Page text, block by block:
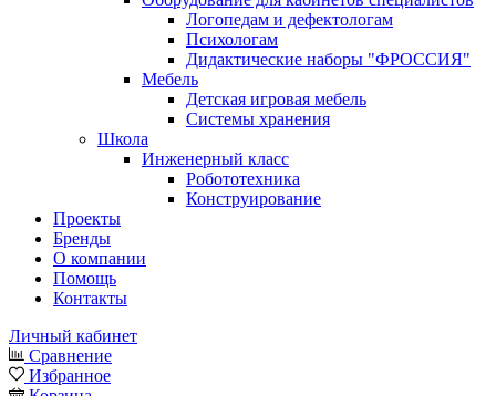
Логопедам и дефектологам
Психологам
Дидактические наборы "ФРОССИЯ"
Мебель
Детская игровая мебель
Системы хранения
Школа
Инженерный класс
Робототехника
Конструирование
Проекты
Бренды
О компании
Помощь
Контакты
Личный кабинет
Сравнение
Избранное